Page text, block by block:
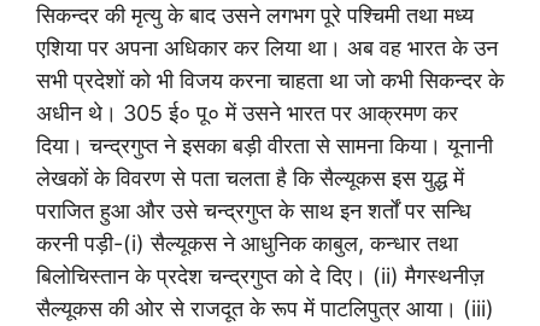
सिकन्दर की मृत्यु के बाद उसने लगभग पूरे पश्चिमी तथा मध्य
एशिया पर अपना अधिकार कर लिया था। अब वह भारत के उन
सभी प्रदेशों को भी विजय करना चाहता था जो कभी सिकन्दर के
अधीन थे। 305 ई० पू० में उसने भारत पर आक्रमण कर
दिया। चन्द्रगुप्त ने इसका बड़ी वीरता से सामना किया। यूनानी
लेखकों के विवरण से पता चलता है कि सैल्यूकस इस युद्ध में
पराजित हुआ और उसे चन्द्रगुप्त के साथ इन शर्तों पर सन्धि
करनी पड़ी-(i) सैल्यूकस ने आधुनिक काबुल, कन्धार तथा
बिलोचिस्तान के प्रदेश चन्द्रगुप्त को दे दिए। (ii) मैगस्थनीज़
सैल्यूकस की ओर से राजदूत के रूप में पाटलिपुत्र आया। (iii)